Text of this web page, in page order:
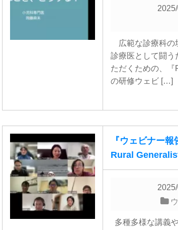
広範な診療科の
診療医として闘う
ただくための、『
の研修ウェビ […]
『ウェビナー
Rural
多種多様な講義